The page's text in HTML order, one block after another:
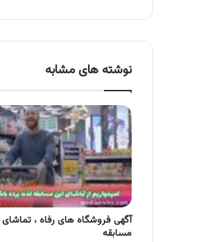
نوشته های مشابه
آگهی فروشگاه های رفاه ، تماشای
مسابقه